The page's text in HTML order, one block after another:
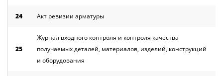
24 Акт ревизии арматуры
25
Журнал входного контроля и контроля качества
получаемых деталей, материалов, изделий, конструкций
и оборудования